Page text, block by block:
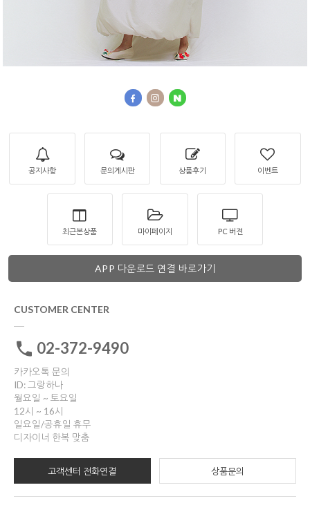
공지사항 문의게시판 상품후기 이벤트
최근본상품 마이페이지 PC 버젼
APP 다운로드 연결 바로가기
CUSTOMER CENTER
02-372-9490
카카오톡 문의
ID: 그랑하나
월요일 ~ 토요일
12시 ~ 16시
일요일/공휴일 휴무
디자이너 한복 맞춤
고객센터 전화연결 상품문의